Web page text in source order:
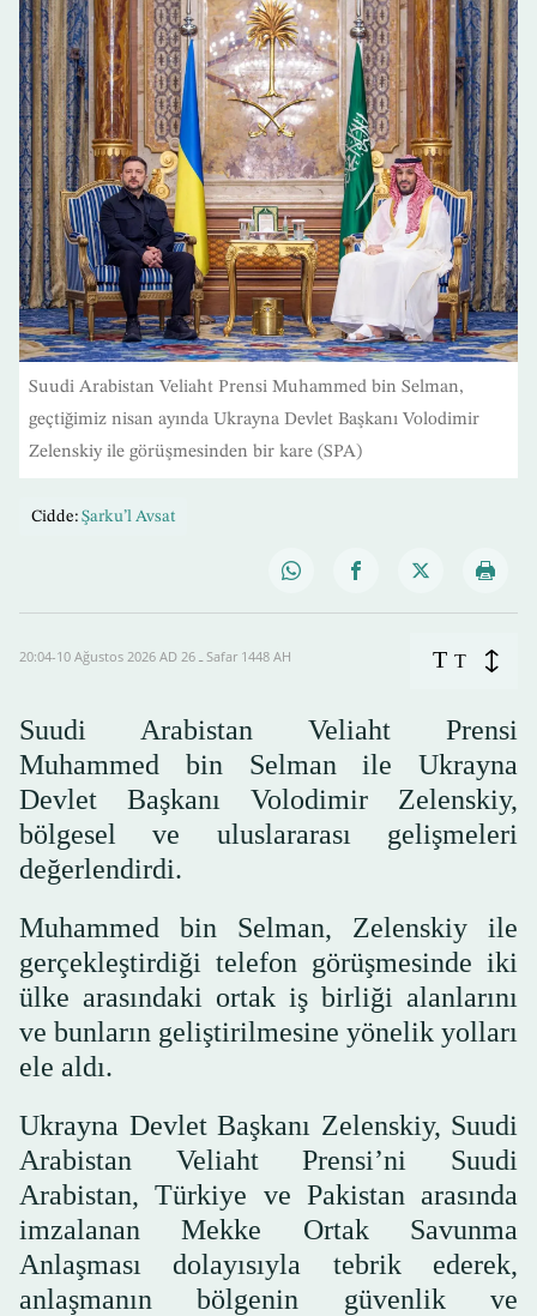
Suudi Arabistan Veliaht Prensi Muhammed bin Selman,
geçtiğimiz nisan ayında Ukrayna Devlet Başkanı Volodimir
Zelenskiy ile görüşmesinden bir kare (SPA)
Cidde: Şarku’l Avsat
20:04-10 Ağustos 2026 AD ـ 26 Safar 1448 AH T T
Suudi Arabistan Veliaht Prensi
Muhammed bin Selman ile Ukrayna
Devlet Başkanı Volodimir Zelenskiy,
bölgesel ve uluslararası gelişmeleri
değerlendirdi.
Muhammed bin Selman, Zelenskiy ile
gerçekleştirdiği telefon görüşmesinde iki
ülke arasındaki ortak iş birliği alanlarını
ve bunların geliştirilmesine yönelik yolları
ele aldı.
Ukrayna Devlet Başkanı Zelenskiy, Suudi
Arabistan Veliaht Prensi’ni Suudi
Arabistan, Türkiye ve Pakistan arasında
imzalanan Mekke Ortak Savunma
Anlaşması dolayısıyla tebrik ederek,
anlaşmanın bölgenin güvenlik ve